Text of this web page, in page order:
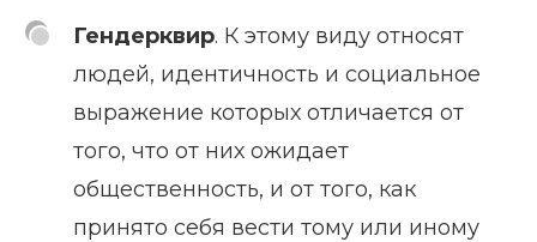
Гендерквир. К этому виду относят
людей, идентичность и социальное
выражение которых отличается от
того, что от них ожидает
общественность, и от того, как
принято себя вести тому или иному